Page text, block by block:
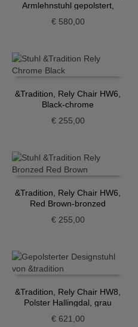
Armlehnstuhl gepolstert,
€580,00
&Tradition, Rely Chair HW6,
Black-chrome
€255,00
&Tradition, Rely Chair HW6,
Red Brown-bronzed
€255,00
&Tradition, Rely Chair HW8,
Polster Hallingdal, grau
€621,00